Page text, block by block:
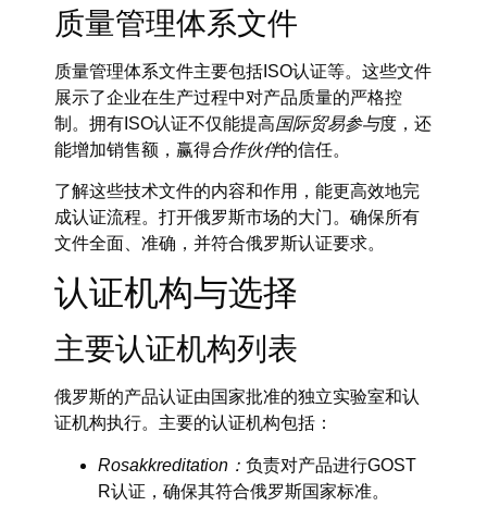
质量管理体系文件
质量管理体系文件主要包括ISO认证等。这些文件
展示了企业在生产过程中对产品质量的严格控
制。拥有ISO认证不仅能提高国际贸易参与度，还
能增加销售额，赢得合作伙伴的信任。
了解这些技术文件的内容和作用，能更高效地完
成认证流程。打开俄罗斯市场的大门。确保所有
文件全面、准确，并符合俄罗斯认证要求。
认证机构与选择
主要认证机构列表
俄罗斯的产品认证由国家批准的独立实验室和认
证机构执行。主要的认证机构包括：
Rosakkreditation： 负责对产品进行GOST
R认证，确保其符合俄罗斯国家标准。